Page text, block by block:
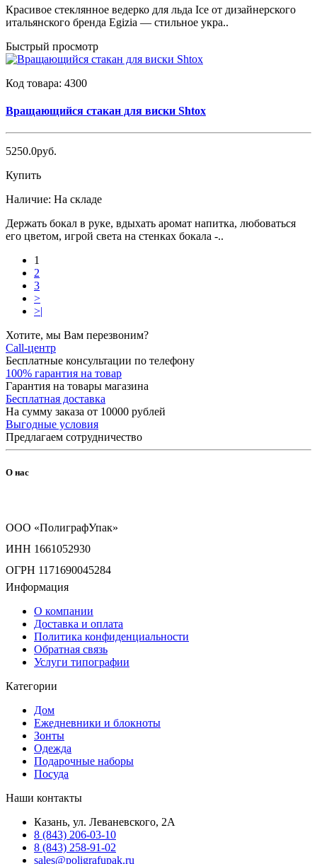
Красивое стеклянное ведерко для льда Ice от дизайнерского
итальянского бренда Egizia — стильное укра..
Быстрый просмотр
Код товара: 4300
Вращающийся стакан для виски Shtox
5250.0руб.
Купить
Наличие: На складе
Держать бокал в руке, вдыхать аромат напитка, любоваться
его цветом, игрой света на стенках бокала -..
1
2
3
>
>|
Хотите, мы Вам перезвоним?
Call-центр
Бесплатные консультации по телефону
100% гарантия на товар
Гарантия на товары магазина
Бесплатная доставка
На сумму заказа от 10000 рублей
Выгодные условия
Предлагаем сотрудничество
О нас
ООО «ПолиграфУпак»
ИНН 1661052930
ОГРН 1171690045284
Информация
О компании
Доставка и оплата
Политика конфиденциальности
Обратная связь
Услуги типографии
Категории
Дом
Ежедневники и блокноты
Зонты
Одежда
Подарочные наборы
Посуда
Наши контакты
Казань, ул. Леваневского, 2А
8 (843) 206-03-10
8 (843) 258-91-02
sales@poligrafupak.ru